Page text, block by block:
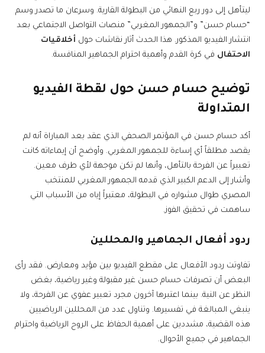
ليتأهل إلى دور ربع النهائي من البطولة القارية. وسرعان ما تصدر وسم
“حسام حسن” و”الجمهور المغربي” منصات التواصل الاجتماعي بعد
انتشار الفيديو المذكور. هذا الحدث أثار نقاشات حول أخلاقيات
الاحتفال في كرة القدم وأهمية احترام الجماهير المنافسة.
توضيح حسام حسن حول لقطة الفيديو
المتداولة
أكد حسام حسن في المؤتمر الصحفي الذي عقد بعد المباراة أنه لم
يقصد مطلقاً أي إساءة للجمهور المغربي. وأوضح أن إيماءاته كانت
تعبيراً عن الفرحة بالتأهل، وأنها لم تكن موجهة لأي طرف معين.
وأشار إلى الدعم الكبير الذي قدمه الجمهور المغربي للمنتخب
المصري طوال مشواره في البطولة، معتبراً إياه من الأسباب التي
ساهمت في تحقيق الفوز.
ردود أفعال الجماهير والمحللين
تفاوتت ردود الأفعال على مقطع الفيديو بين مؤيد ومعارض. فقد رأى
البعض أن تصرفات حسام حسن غير مقبولة وغير رياضية، بغض
النظر عن النية. بينما اعتبرها آخرون مجرد تعبير عفوي عن الفرحة، ولا
ينبغي المبالغة في تفسيرها. وتناول عدد من المحللين الرياضيين
هذه القضية، مشددين على أهمية الحفاظ على الروح الرياضية واحترام
الجماهير في جميع الأحوال.